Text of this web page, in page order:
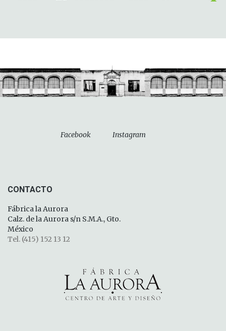
Facebook Instagram
CONTACTO
Fábrica la Aurora
Calz. de la Aurora s/n S.M.A., Gto.
México
Tel. (415) 152 13 12